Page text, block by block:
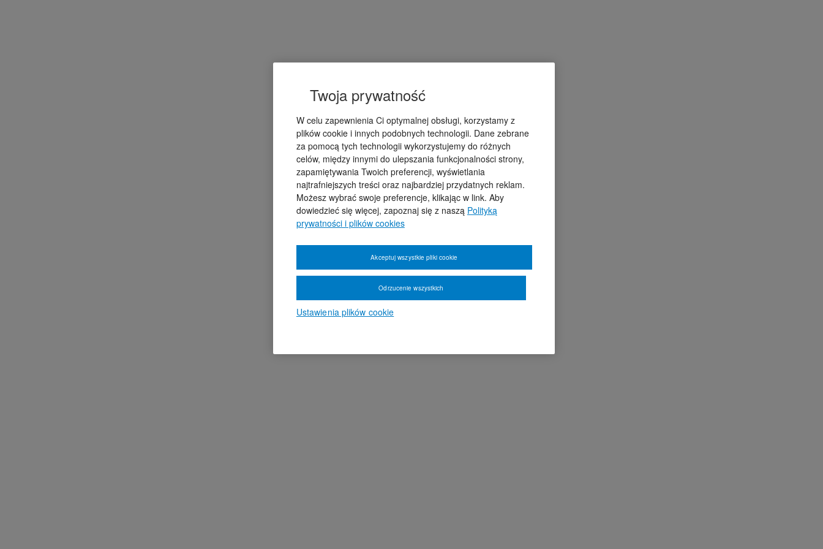
Twoja prywatność
W celu zapewnienia Ci optymalnej obsługi, korzystamy z
plików cookie i innych podobnych technologii. Dane zebrane
za pomocą tych technologii wykorzystujemy do różnych
celów, między innymi do ulepszania funkcjonalności strony,
zapamiętywania Twoich preferencji, wyświetlania
najtrafniejszych treści oraz najbardziej przydatnych reklam.
Możesz wybrać swoje preferencje, klikając w link. Aby
dowiedzieć się więcej, zapoznaj się z naszą Polityką
prywatności i plików cookies
Ustawienia plików cookie
Odrzucenie wszystkich
Akceptuj wszystkie pliki cookie